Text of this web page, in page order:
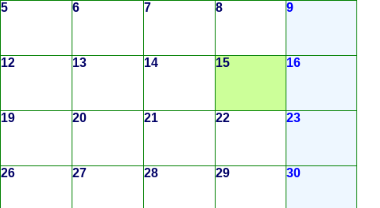
5 6 7 8 9
12 13 14 15 16
19 20 21 22 23
26 27 28 29 30